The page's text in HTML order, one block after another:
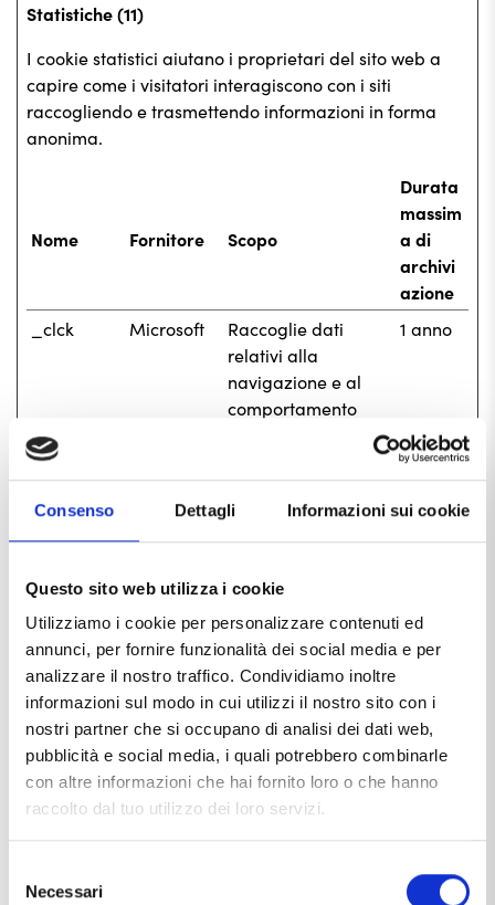
Consenso Dettagli Informazioni sui cookie
Questo sito web utilizza i cookie
Utilizziamo i cookie per personalizzare contenuti ed
annunci, per fornire funzionalità dei social media e per
analizzare il nostro traffico. Condividiamo inoltre
informazioni sul modo in cui utilizzi il nostro sito con i
nostri partner che si occupano di analisi dei dati web,
pubblicità e social media, i quali potrebbero combinarle
con altre informazioni che hai fornito loro o che hanno
raccolto dal tuo utilizzo dei loro servizi.
delNecessari
Statistiche (11)
I cookie statistici aiutano i proprietari del sito web a
capire come i visitatori interagiscono con i siti
raccogliendo e trasmettendo informazioni in forma
anonima.
Nome Fornitore Scopo
Durata
massim
a di
archivi
azione
_clck
Microsoft
Raccoglie dati
relativi alla
navigazione e al
comportamento
utilizzato al fine di
stilare report
statistici e mappe
proprietario del sito.
1 anno
_clsk Microsoft
Registra dati
statistici sul
comportamento dei
utenti sul sito web.
Questi vengono
utilizzati per
l'analisi interna
dall'operatore del
sito.
1 giorno
_cltk
Session